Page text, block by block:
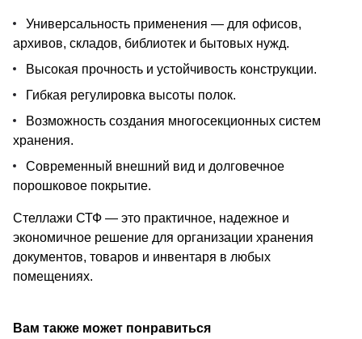
Универсальность применения — для офисов,
архивов, складов, библиотек и бытовых нужд.
Высокая прочность и устойчивость конструкции.
Гибкая регулировка высоты полок.
Возможность создания многосекционных систем
хранения.
Современный внешний вид и долговечное
порошковое покрытие.
Стеллажи СТФ — это практичное, надежное и
экономичное решение для организации хранения
документов, товаров и инвентаря в любых
помещениях.
Вам также может понравиться